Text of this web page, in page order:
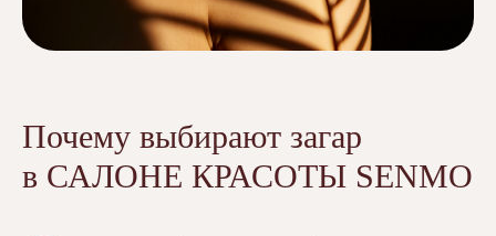
Почему выбирают загар
в САЛОНЕ КРАСОТЫ SENMO